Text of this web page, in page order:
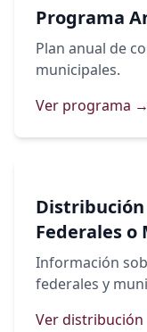
Programa
Plan anual de
municipales.
Ver programa →
Federales o
Información
federales y
Ver